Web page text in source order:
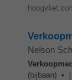
Nelson
(bijbaan) •